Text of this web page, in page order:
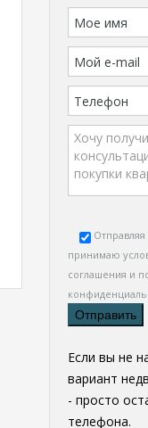
принимаю
соглашения и
Если вы не
вариант
- просто
телефона.